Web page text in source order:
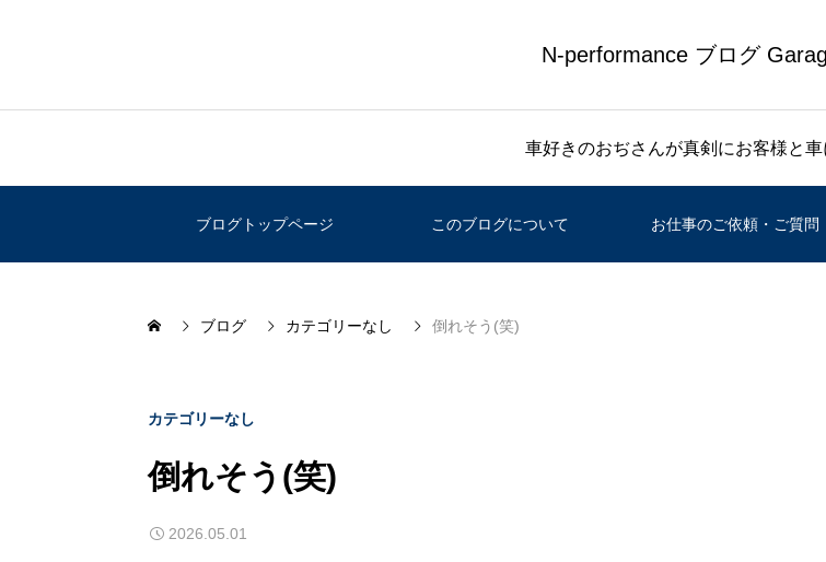
N-performance ブログ
車好きのおぢさんが真剣にお客様と
ブログトップページ このブログについて お仕事のご依頼・ご質問
ブログ カテゴリーなし 倒れそう(笑)
カテゴリーなし
倒れそう(笑)
2026.05.01